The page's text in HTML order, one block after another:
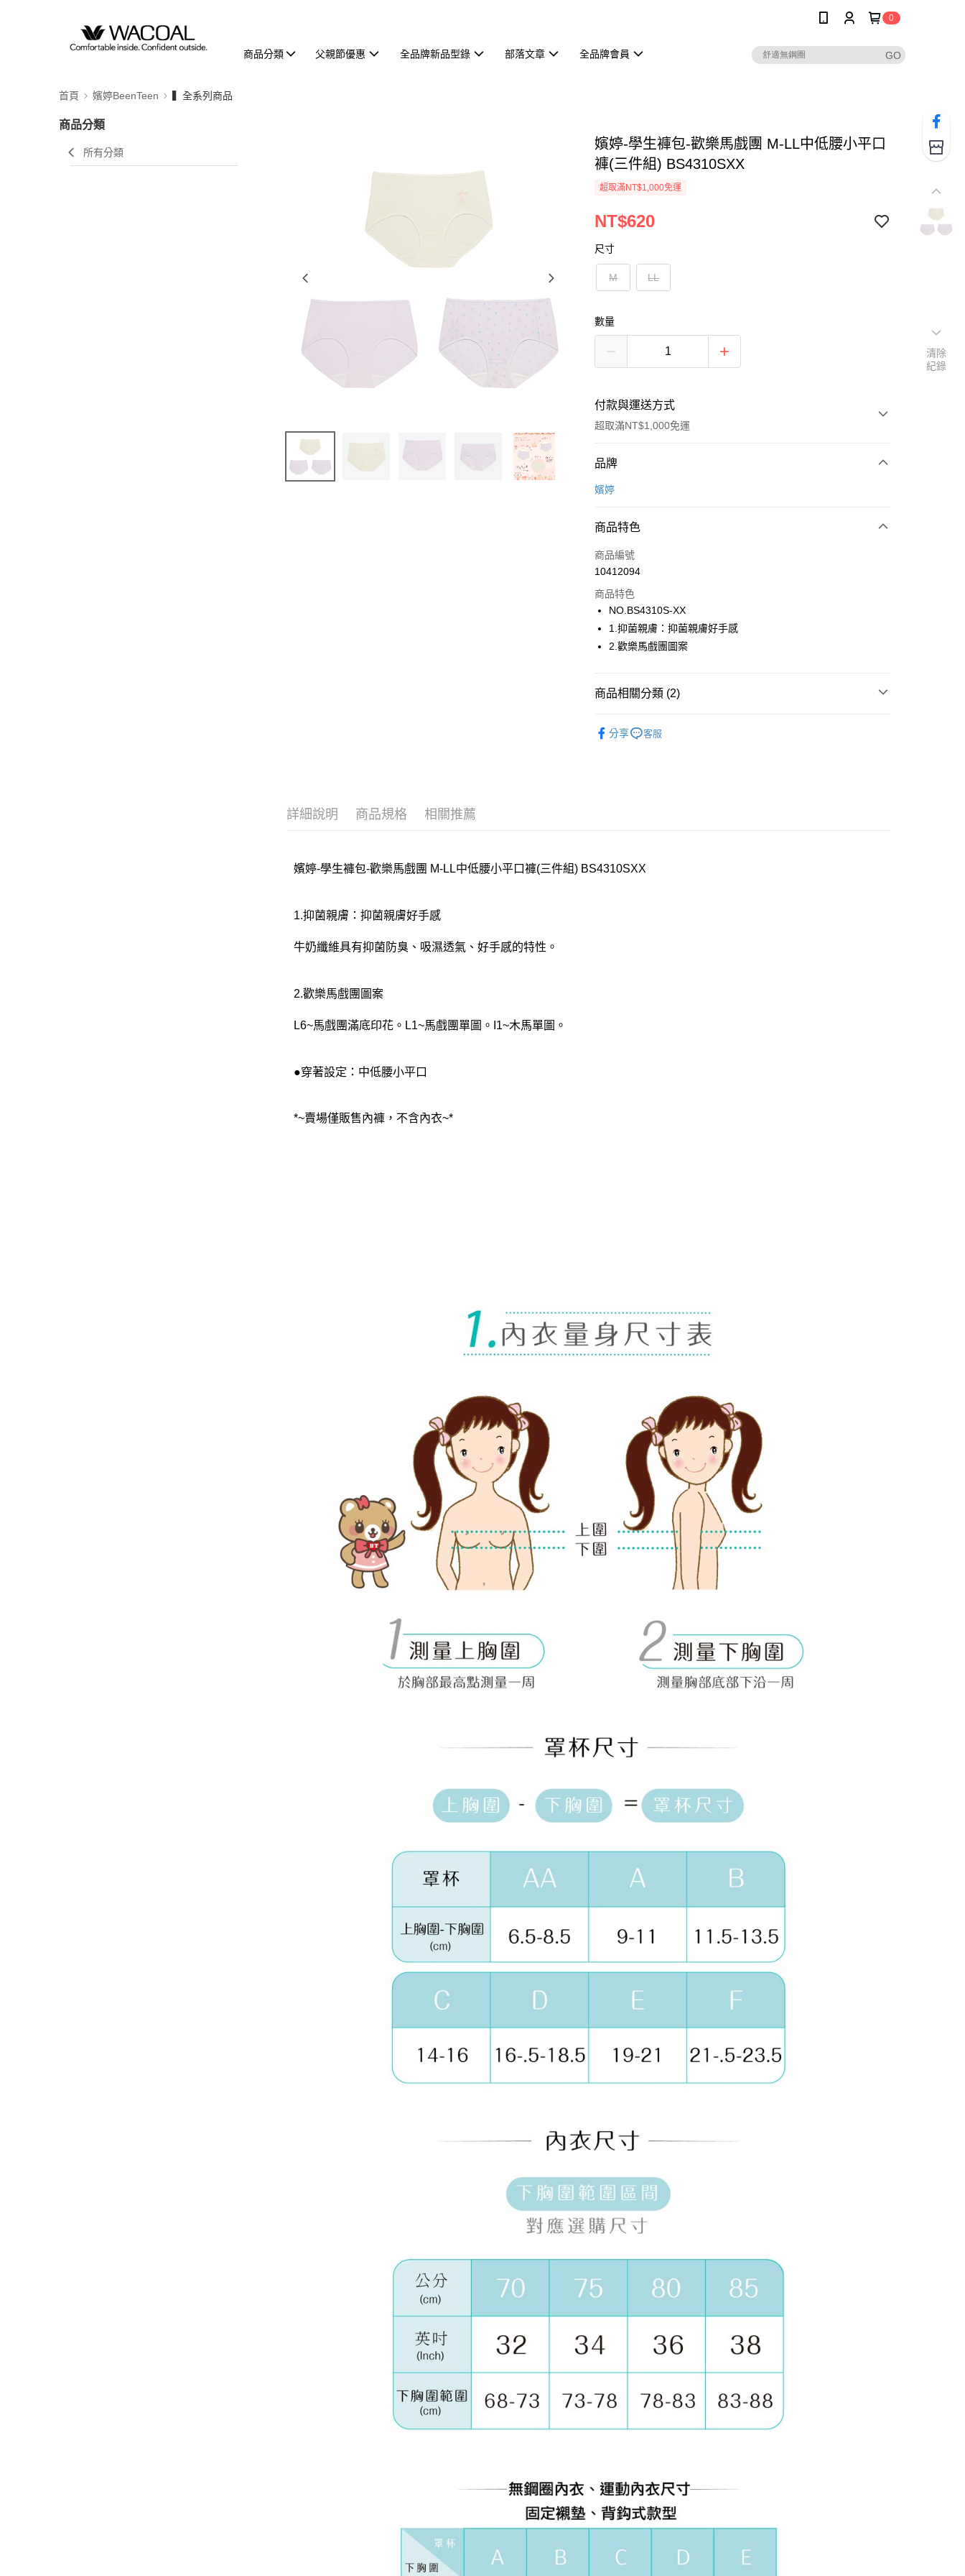
0
商品分類 父親節優惠 全品牌新品型錄 部落文章 全品牌會員
首頁 嬪婷BeenTeen ▍全系列商品
商品分類
所有分類
嬪婷-學生褲包-歡樂馬戲團 M-LL中低腰小平口
褲(三件組) BS4310SXX
超取滿NT$1,000免運
NT$620
尺寸
M LL
數量
付款與運送方式
超取滿NT$1,000免運
付款方式
信用卡一次付款
街口支付
ATM付款
運送方式
每筆NT$80，滿NT$1,000(含以上)免運費
每筆NT$80，滿NT$1,000(含以上)免運費
每筆NT$80，滿NT$1,000(含以上)免運費
品牌
嬪婷
商品特色
商品編號
10412094
商品特色
NO.BS4310S-XX
1.抑菌親膚：抑菌親膚好手感
2.歡樂馬戲團圖案
商品相關分類 (2)
分享 客服
詳細說明 商品規格 相關推薦
嬪婷-學生褲包-歡樂馬戲團 M-LL中低腰小平口褲(三件組) BS4310SXX
1.抑菌親膚：抑菌親膚好手感
牛奶纖維具有抑菌防臭、吸濕透氣、好手感的特性。
2.歡樂馬戲團圖案
L6~馬戲團滿底印花。L1~馬戲團單圖。I1~木馬單圖。
●穿著設定：中低腰小平口
*~賣場僅販售內褲，不含內衣~*
清除
紀錄